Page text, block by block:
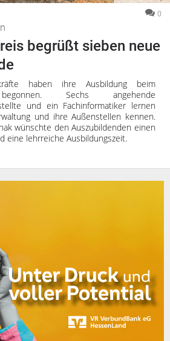
0
begrüßt sieben neue
haben ihre Ausbildung beim
begonnen. Sechs angehende
und ein Fachinformatiker lernen
und ihre Außenstellen kennen.
wünschte den Auszubildenden einen
eine lehrreiche Ausbildungszeit.